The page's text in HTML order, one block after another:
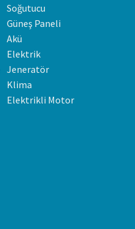
Soğutucu
Güneş Paneli
Akü
Elektrik
Jeneratör
Klima
Elektrikli Motor